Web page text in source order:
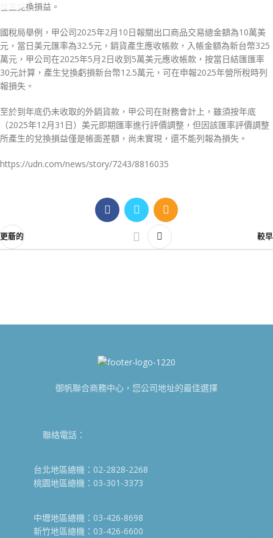
發生兌換損益。
國稅局舉例，甲公司2025年2月10日報關出口商品交易總金額為10萬美
元，當日美元匯率為32.5元，銷貨產生應收帳款，入帳金額為新台幣325
萬元，甲公司在2025年5月2日收到5萬美元應收帳款，按當日結匯匯率
30元計算，產生兌換虧損新台幣12.5萬元，可在申報2025年營所稅時列
報損失。
至於到年底仍未收取的外銷貨款，甲公司在財務會計上，雖須按年底
（2025年12月31日）美元即期匯率進行評價調整，但因該匯率評價調整
所產生的兌換損益僅是帳面差額，尚未實現，還不能列報為損失。
https://udn.com/news/story/7243/8816035
更新的 較早
御帆聯合商務中心，您公司地址的最佳選擇
聯絡電話：
台北地區總機：02-2828-2268
桃園地區總機：03-301-3373
中壢地區總機：03-426-8698
新竹地區總機：03-426-6600